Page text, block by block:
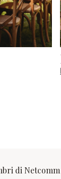
di Netcomm